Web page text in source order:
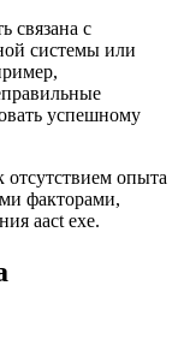
связана с
системы или
успешному
опыта
факторами,
aact exe.